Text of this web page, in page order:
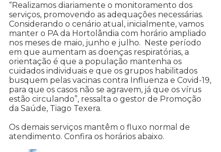
“Realizamos diariamente o monitoramento dos
serviços, promovendo as adequações necessárias.
Considerando o cenário atual, inicialmente, vamos
manter o PA da Hortolândia com horário ampliado
nos meses de maio, junho e julho. Neste período
em que aumentam as doenças respiratórias, a
orientação é que a população mantenha os
cuidados individuais e que os grupos habilitados
busquem pelas vacinas contra Influenza e Covid-19,
para que os casos não se agravem, já que os vírus
estão circulando”, ressalta o gestor de Promoção
da Saúde, Tiago Texera.
Os demais serviços mantêm o fluxo normal de
atendimento. Confira os horários abaixo.